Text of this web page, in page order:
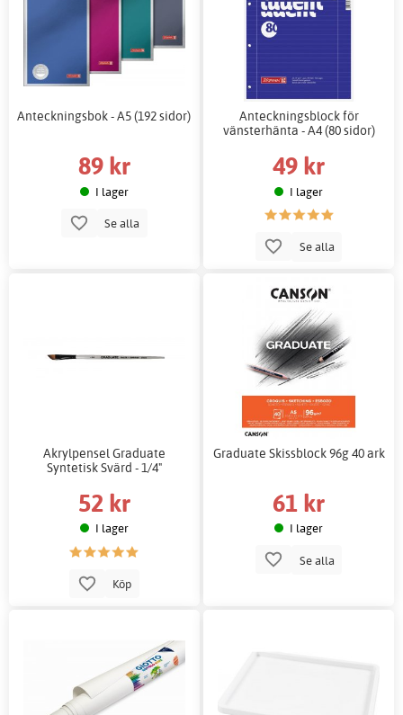
Anteckningsbok - A5 (192 sidor)
89 kr
I lager
Se alla
Anteckningsblock för
vänsterhänta - A4 (80 sidor)
49 kr
I lager
Se alla
Akrylpensel Graduate
Syntetisk Svärd - 1/4"
52 kr
I lager
Köp
Graduate Skissblock 96g 40 ark
61 kr
I lager
Se alla